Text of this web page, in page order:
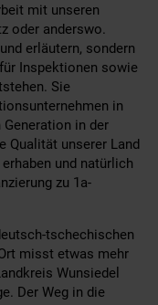
mit unseren
oder anderswo.
erläutern, sondern
Inspektionen sowie
Sie
in
in der
Qualität unserer Land
und natürlich
zu 1a-
tschechischen
misst etwas mehr
Wunsiedel
Der Weg in die